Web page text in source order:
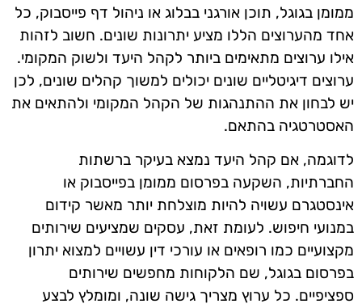
ממומן בגוגל, תוכן אורגני בבלוג או ניהול דף פייסבוק, כל
אחד מהערוצים הללו מציע יתרונות שונים. חשוב לזהות
אילו ערוצים מתאימים ביותר לקהל היעד ולשוק המקומי.
ערוצים דיגיטליים שונים יכולים למשוך קהלים שונים, לכן
יש לבחון את ההתנהגות של הקהל המקומי ולהתאים את
האסטרטגיה בהתאם.
לדוגמה, אם קהל היעד נמצא בעיקר ברשתות
החברתיות, השקעה בפרסום ממומן בפייסבוק או
אינסטגרם עשויה להיות מוצלחת יותר מאשר קידום
במנועי חיפוש. לעומת זאת, עסקים שמציעים שירותים
מקצועיים כמו רופאים או עורכי דין עשויים למצוא יתרון
בפרסום בגוגל, שם הלקוחות מחפשים שירותים
ספציפיים. כל ערוץ מצריך גישה שונה, ומומלץ לבצע